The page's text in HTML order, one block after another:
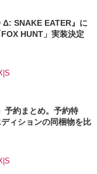
Δ: SNAKE EATER』に
HUNT」実装決定
予約まとめ。予約特
ィションの同梱物を比